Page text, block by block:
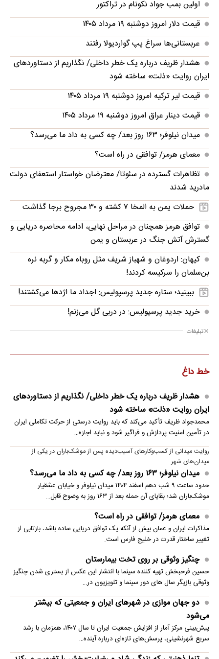
اولین بمب جواد نکونام در تراکتور
قیمت دلار امروز دوشنبه ۱۹ مرداد ۱۴۰۵
عربستانی‌ها سراغ پپ گواردیولا رفتند
هشدار ظریف درباره یک خطر داخلی/ نگذاریم از دستاوردهای
ایران روایت «ذلت» ساخته شود
قیمت لیر ترکیه امروز دوشنبه ۱۹ مرداد ۱۴۰۵
قیمت دینار عراق امروز دوشنبه ۱۹ مرداد ۱۴۰۵
میدان نیلوفر؛ ۱۶۳ روز بعد/ چه کسی به داد ما می‌رسد؟
معمای هرمز/ توافقی در راه است؟
تظاهرات گسترده در سئوتا/ معترضان خواستار استعفای دولت
مادرید شدند
حملات یمن به المخا ۷ کشته و ۳۰ مجروح برجا گذاشت
توافق هرمز همچنان در مراحل نهایی، ادامه محاصره دریایی و
گسترش آتش جنگ در عربستان و یمن
کیهان: اردوغان و شهباز شریف مثل روباه مکار و گربه نره
بن‌سلمان را سرکیسه کردند!
ببینید؛ ستاره جدید پرسپولیس: اجداد ما اژدها می‌کشتند!
خرید جدید پرسپولیس: در دربی گل می‌زنم!
تبلیغات
خط داغ
هشدار ظریف درباره یک خطر داخلی/ نگذاریم از دستاوردهای
ایران روایت «ذلت» ساخته شود
محمدجواد ظریف تأکید می‌کند که باید روایت درستی از حرکت تکاملی ایران
در تأمین امنیت پردازش و فراگیر شود و نباید اجازه…
روایت میدانی از کسب‌وکارهای آسیب‌دیده پس از موشک‌باران در یکی از
میدان‌های شهر
میدان نیلوفر؛ ۱۶۳ روز بعد/ چه کسی به داد ما می‌رسد؟
حدود ساعت ۹ شب دهم اسفند ۱۴۰۴ میدان نیلوفر و خیابان عشقیار
موشک‌باران شد؛ بقایای آن حمله بعد از ۱۶۳ روز به وضوح قابل…
معمای هرمز/ توافقی در راه است؟
مذاکرات ایران و عمان بیش از آنکه یک توافق دریایی ساده باشد، بازتابی از
تغییر ساختار قدرت در خلیج فارس است.
چنگیز وثوقی بر روی تخت بیمارستان
حسین فرحبخش تهیه کننده سینما با انتشار این عکس از بستری شدن چنگیز
وثوقی بازیگر سال های دور سینما و تلویزیون در…
دو جهان موازی در شهرهای ایران و جمعیتی که بیشتر
می‌شود
پیش‌بینی مرکز آمار از افزایش جمعیت ایران تا سال ۱۴۰۷، همزمان با رشد
سریع شهرنشینی، پرسش‌های تازه‌ای درباره آینده…